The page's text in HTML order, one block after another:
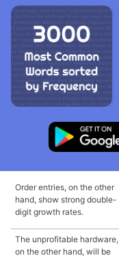
Order entries, on the other
hand, show strong double-
digit growth rates.
The unprofitable hardware,
on the other hand, will be